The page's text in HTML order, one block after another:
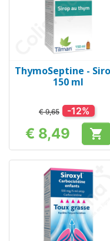
ThymoSeptine -
150 ml
€ 9,65 -12%
Prijs
€ 8,49 